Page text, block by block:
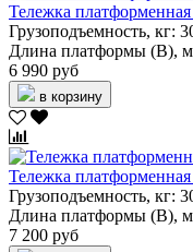
Тележка
Грузоподъемность, кг:
Длина платформы (В),
6 990 руб
в корзину
Тележка
Грузоподъемность, кг:
Длина платформы (В),
7 200 руб